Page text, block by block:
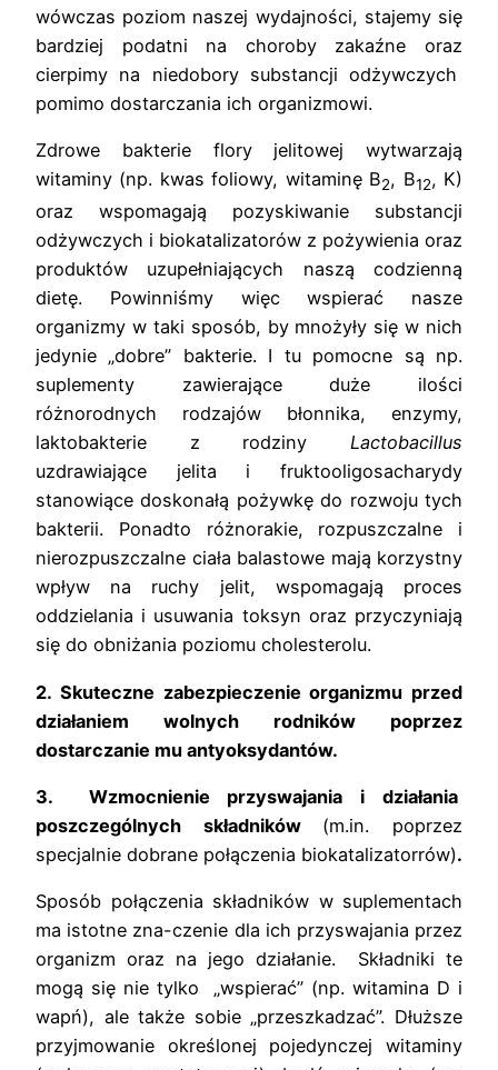
wówczas poziom naszej wydajności, stajemy się
bardziej podatni na choroby zakaźne oraz
cierpimy na niedobory substancji odżywczych
pomimo dostarczania ich organizmowi.
Zdrowe bakterie flory jelitowej wytwarzają
witaminy (np. kwas foliowy, witaminę B2, B12, K)
oraz wspomagają pozyskiwanie substancji
odżywczych i biokatalizatorów z pożywienia oraz
produktów uzupełniających naszą codzienną
dietę. Powinniśmy więc wspierać nasze
organizmy w taki sposób, by mnożyły się w nich
jedynie „dobre” bakterie. I tu pomocne są np.
suplementy zawierające duże ilości
różnorodnych rodzajów błonnika, enzymy,
laktobakterie z rodziny Lactobacillus
uzdrawiające jelita i fruktooligosacharydy
stanowiące doskonałą pożywkę do rozwoju tych
bakterii. Ponadto różnorakie, rozpuszczalne i
nierozpuszczalne ciała balastowe mają korzystny
wpływ na ruchy jelit, wspomagają proces
oddzielania i usuwania toksyn oraz przyczyniają
się do obniżania poziomu cholesterolu.
2. Skuteczne zabezpieczenie organizmu przed
działaniem wolnych rodników poprzez
dostarczanie mu antyoksydantów.
3. Wzmocnienie przyswajania i działania
poszczególnych składników (m.in. poprzez
specjalnie dobrane połączenia biokatalizatorrów).
Sposób połączenia składników w suplementach
ma istotne zna-czenie dla ich przyswajania przez
organizm oraz na jego działanie. Składniki te
mogą się nie tylko „wspierać” (np. witamina D i
wapń), ale także sobie „przeszkadzać”. Dłuższe
przyjmowanie określonej pojedynczej witaminy